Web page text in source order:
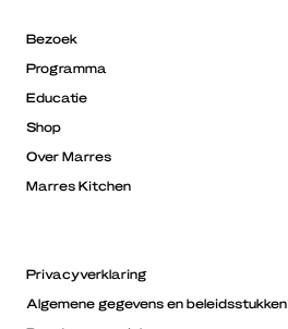
Bezoek
Programma
Educatie
Shop
Over Marres
Marres Kitchen
Privacyverklaring
Algemene gegevens en beleidsstukken